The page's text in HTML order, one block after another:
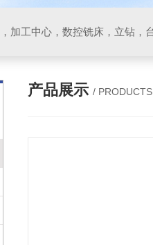
产品展示 / PRODUCTS